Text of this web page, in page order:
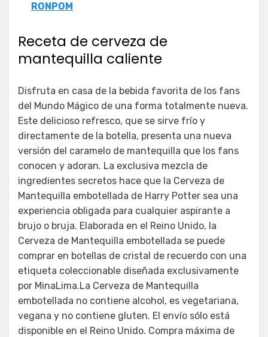
RONPOM
Receta de cerveza de
mantequilla caliente
Disfruta en casa de la bebida favorita de los fans
del Mundo Mágico de una forma totalmente nueva.
Este delicioso refresco, que se sirve frío y
directamente de la botella, presenta una nueva
versión del caramelo de mantequilla que los fans
conocen y adoran. La exclusiva mezcla de
ingredientes secretos hace que la Cerveza de
Mantequilla embotellada de Harry Potter sea una
experiencia obligada para cualquier aspirante a
brujo o bruja. Elaborada en el Reino Unido, la
Cerveza de Mantequilla embotellada se puede
comprar en botellas de cristal de recuerdo con una
etiqueta coleccionable diseñada exclusivamente
por MinaLima.La Cerveza de Mantequilla
embotellada no contiene alcohol, es vegetariana,
vegana y no contiene gluten. El envío sólo está
disponible en el Reino Unido. Compra máxima de